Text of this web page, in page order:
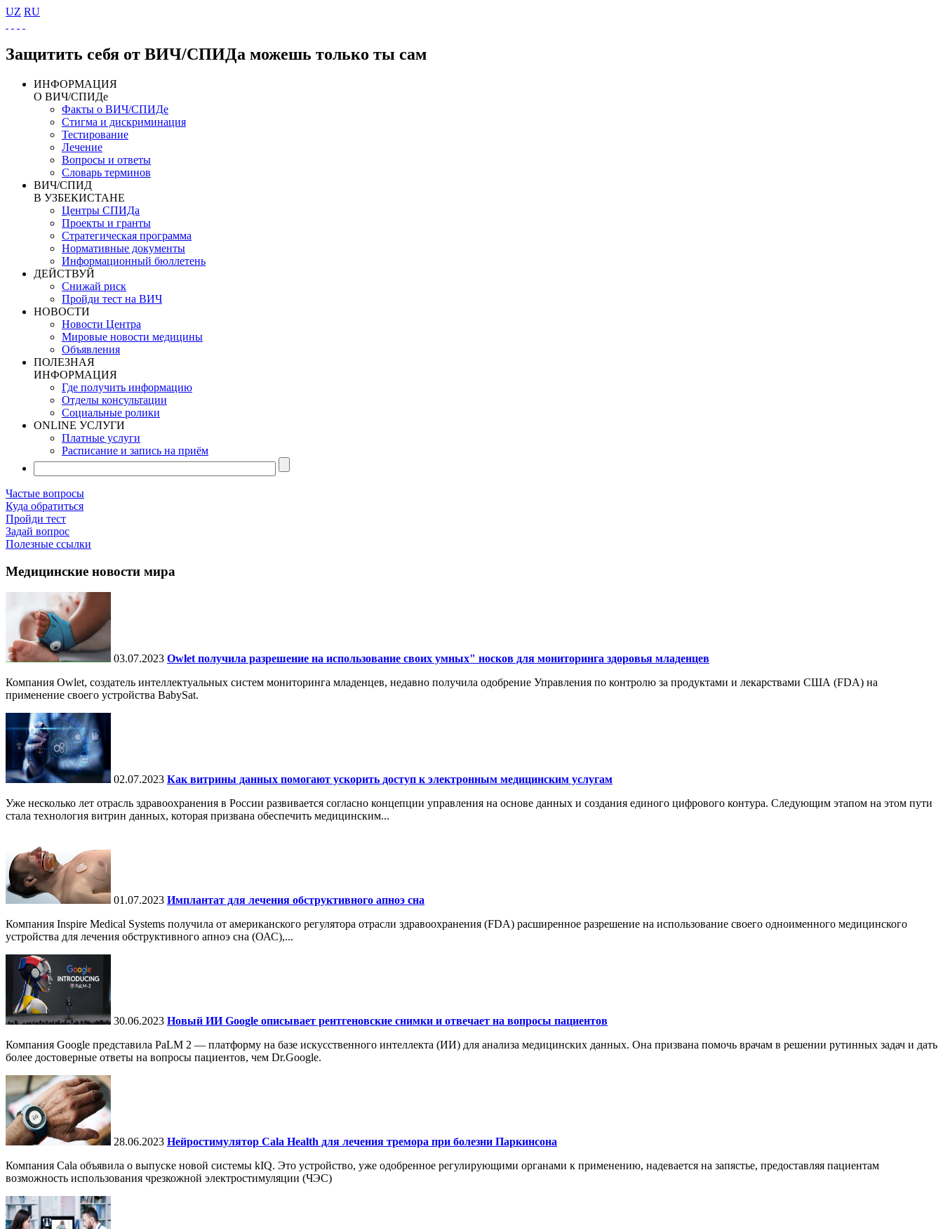
UZ RU
Защитить себя от ВИЧ/СПИДа можешь только ты сам
ИНФОРМАЦИЯ
О ВИЧ/СПИДе
Факты о ВИЧ/СПИДе
Стигма и дискриминация
Тестирование
Лечение
Вопросы и ответы
Словарь терминов
ВИЧ/СПИД
В УЗБЕКИСТАНЕ
Центры СПИДа
Проекты и гранты
Стратегическая программа
Нормативные документы
Информационный бюллетень
ДЕЙСТВУЙ
Снижай риск
Пройди тест на ВИЧ
НОВОСТИ
Новости Центра
Мировые новости медицины
Объявления
ПОЛЕЗНАЯ
ИНФОРМАЦИЯ
Где получить информацию
Отделы консультации
Социальные ролики
ONLINE УСЛУГИ
Платные услуги
Расписание и запись на приём
Частые вопросы
Куда обратиться
Пройди тест
Задай вопрос
Полезные ссылки
Медицинские новости мира
03.07.2023 Owlet получила разрешение на использование своих умных" носков для мониторинга здоровья младенцев
Компания Owlet, создатель интеллектуальных систем мониторинга младенцев, недавно получила одобрение Управления по контролю за продуктами и лекарствами США (FDA) на
применение своего устройства BabySat.
02.07.2023 Как витрины данных помогают ускорить доступ к электронным медицинским услугам
Уже несколько лет отрасль здравоохранения в России развивается согласно концепции управления на основе данных и создания единого цифрового контура. Следующим этапом на этом пути
стала технология витрин данных, которая призвана обеспечить медицинским...
01.07.2023 Имплантат для лечения обструктивного апноэ сна
Компания Inspire Medical Systems получила от американского регулятора отрасли здравоохранения (FDA) расширенное разрешение на использование своего одноименного медицинского
устройства для лечения обструктивного апноэ сна (ОАС),...
30.06.2023 Новый ИИ Google описывает рентгеновские снимки и отвечает на вопросы пациентов
Компания Google представила PaLM 2 — платформу на базе искусственного интеллекта (ИИ) для анализа медицинских данных. Она призвана помочь врачам в решении рутинных задач и дать
более достоверные ответы на вопросы пациентов, чем Dr.Google.
28.06.2023 Нейростимулятор Cala Health для лечения тремора при болезни Паркинсона
Компания Cala объявила о выпуске новой системы kIQ. Это устройство, уже одобренное регулирующими органами к применению, надевается на запястье, предоставляя пациентам
возможность использования чрезкожной электростимуляции (ЧЭС)